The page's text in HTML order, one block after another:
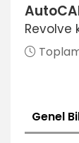
1dk
1dk
Seçim
Revolve
Genel